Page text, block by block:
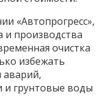
«Автопрогресс»,
и производства
очистка
избежать
аварий,
и грунтовые воды